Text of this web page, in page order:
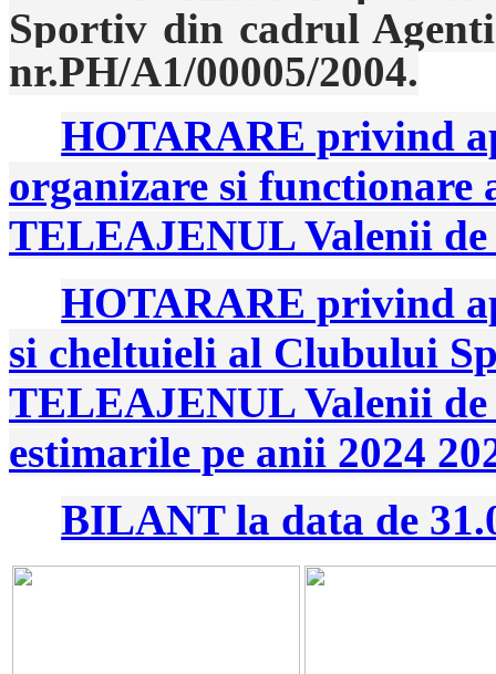
Sportiv din cadrul
nr.PH/A1/00005/2004.
HOTARARE privind
organizare si functionare
TELEAJENUL Valenii
HOTARARE privind
si cheltuieli al Clubului
TELEAJENUL Valenii
estimarile pe anii 2024
BILANT la data de